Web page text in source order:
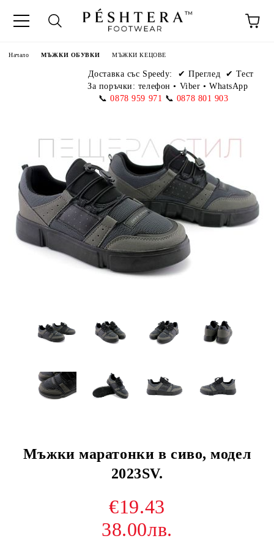
Начало МЪЖКИ ОБУВКИ МЪЖКИ КЕЦОВЕ
Доставка със Speedy:
✔ Преглед ✔ Тест
За поръчки: телефон• Viber • WhatsApp
📞 0878 959 971 📞 0878 801 903
Мъжки маратонки в сиво, модел
2023SV.
€19.43
38.00лв.